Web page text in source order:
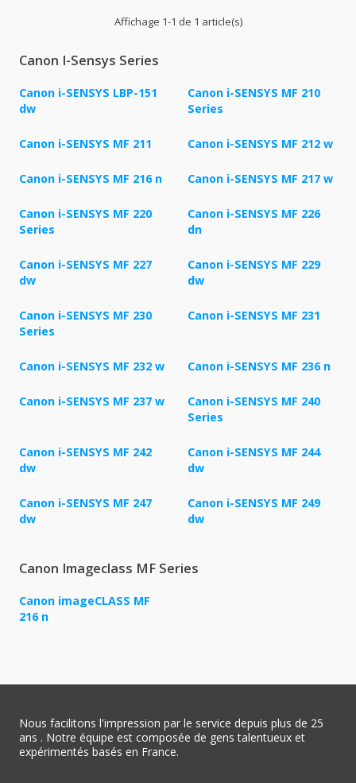
Affichage 1-1 de 1 article(s)
Canon I-Sensys Series
Canon i-SENSYS LBP-151
dw
Canon i-SENSYS MF 210
Series
Canon i-SENSYS MF 211 Canon i-SENSYS MF 212 w
Canon i-SENSYS MF 216 n Canon i-SENSYS MF 217 w
Canon i-SENSYS MF 220
Series
Canon i-SENSYS MF 226
dn
Canon i-SENSYS MF 227
dw
Canon i-SENSYS MF 229
dw
Canon i-SENSYS MF 230
Series
Canon i-SENSYS MF 231
Canon i-SENSYS MF 232 w Canon i-SENSYS MF 236 n
Canon i-SENSYS MF 237 w
Canon i-SENSYS MF 240
Series
Canon i-SENSYS MF 242
dw
Canon i-SENSYS MF 244
dw
Canon i-SENSYS MF 247
dw
Canon i-SENSYS MF 249
dw
Canon Imageclass MF Series
Canon imageCLASS MF
216 n
Nous facilitons l'impression par le service depuis plus de 25
ans . Notre équipe est composée de gens talentueux et
expérimentés basés en France.